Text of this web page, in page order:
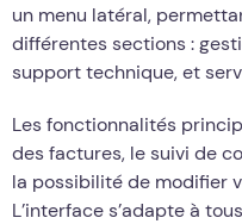
un menu latéral,
différentes sections :
support technique, et
Les fonctionnalités
des factures, le suivi de
la possibilité de modifier
L’interface s’adapte à